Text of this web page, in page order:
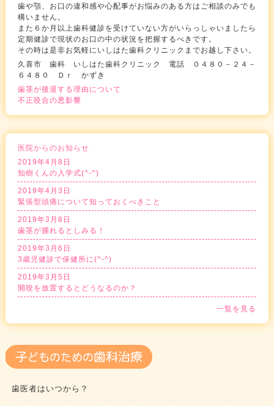
歯や顎、お口の違和感や心配事がお悩みのある方はご相談のみでも
構いません。
また６か月以上歯科健診を受けていない方がいらっしゃいましたら
定期健診で現状のお口の中の状況を把握するべきです。
その時は是非お気軽にいしはた歯科クリニックまでお越し下さい。
久喜市 歯科 いしはた歯科クリニック 電話 ０４８０－２４－
６４８０ Ｄｒ かずき
歯茎が後退する理由について
不正咬合の悪影響
医院からのお知らせ
2019年4月8日
知樹くんの入学式(^-^)
2019年4月3日
緊張型頭痛について知っておくべきこと
2019年3月8日
歯茎が腫れるとしみる！
2019年3月6日
3歳児健診で保健所に(^-^)
2019年3月5日
開咬を放置するとどうなるのか？
一覧を見る
歯医者はいつから？